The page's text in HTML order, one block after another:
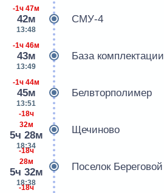
-1ч 47м
42м
13:48
СМУ-4
-1ч 46м
43м
13:49
База комплектации
-1ч 44м
45м
13:51
Белвторполимер
-18ч
32м
5ч 28м
18:34
Щечиново
-18ч
28м
5ч 32м
18:38
Поселок Береговой
-18ч